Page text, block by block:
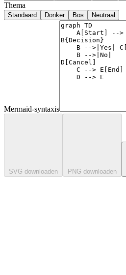
Thema
Standaard Donker Bos Neutraal
Mermaid-syntaxis
SVG downloaden PNG downloaden